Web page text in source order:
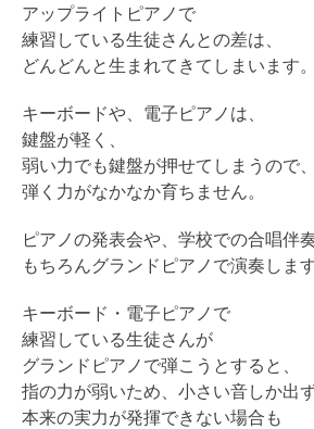
アップライトピアノで
練習している生徒さんとの差は、
どんどんと生まれてきてしまいます。
キーボードや、電子ピアノは、
鍵盤が軽く、
弱い力でも鍵盤が押せてしまうので、
弾く力がなかなか育ちません。
ピアノの発表会や、学校での合唱伴奏
もちろんグランドピアノで演奏します
キーボード・電子ピアノで
練習している生徒さんが
グランドピアノで弾こうとすると、
指の力が弱いため、小さい音しか出ず
本来の実力が発揮できない場合も